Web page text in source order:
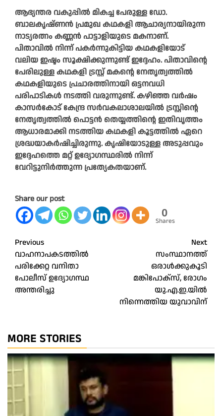
ആഭ്യന്തര വകുപ്പിൽ മികച്ച പേരുള്ള ഡോ.
ബാലകൃഷ്ണൻ പ്രമുഖ കഥകളി ആചാര്യനായിരുന്ന
നാട്യരത്നം കണ്ണൻ പാട്ടാളിയുടെ മകനാണ്.
പിതാവിൽ നിന്ന് പകർന്നുകിട്ടിയ കഥകളിയോട്
വലിയ ഇഷ്ടം സൂക്ഷിക്കുന്നുണ്ട് ഇദ്ദേഹം. പിതാവിന്റെ
പേരിലുള്ള കഥകളി ട്രസ്റ്റ് മകന്റെ നേതൃത്വത്തിൽ
കഥകളിയുടെ പ്രചാരത്തിനായി ഒട്ടനവധി
പരിപാടികൾ നടത്തി വരുന്നുണ്ട്. കഴിഞ്ഞ വർഷം
കാസർകോട് കേന്ദ്ര സർവകലാശാലയിൽ ട്രസ്റ്റിന്റെ
നേതൃത്വത്തിൽ പൊട്ടൻ തെയ്യത്തിന്റെ ഇതിവൃത്തം
ആധാരമാക്കി നടത്തിയ കഥകളി കൂട്ടത്തിൽ ഏറെ
ശ്രദ്ധയാകർഷിച്ചിരുന്നു. കൃഷിയോടുള്ള അടുപ്പവും
ഇദ്ദേഹത്തെ മറ്റ് ഉദ്യോഗസ്ഥരിൽ നിന്ന്
വേറിട്ടുനിർത്തുന്ന പ്രത്യേകതയാണ്.
Share our post
0
Shares
Post
navigation
Previous
വാഹനാപകടത്തില്‍
പരിക്കേറ്റ വനിതാ
പോലീസ് ഉദ്യോഗസ്ഥ
അന്തരിച്ചു
Next
സംസ്ഥാനത്ത്
ഒരാൾക്കുകൂടി
മങ്കിപോക്സ്, രോ​ഗം
യു.എ.ഇ.യിൽ
നിന്നെത്തിയ യുവാവിന്
MORE STORIES